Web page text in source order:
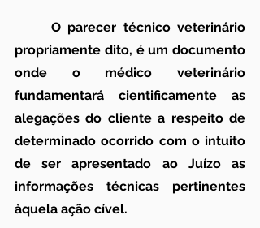
propriamente dito, é um documento
onde o médico veterinário
fundamentará cientificamente as
alegações do cliente a respeito de
determinado ocorrido com o intuito
de ser apresentado ao Juízo as
informações técnicas pertinentes
àquela ação cível.